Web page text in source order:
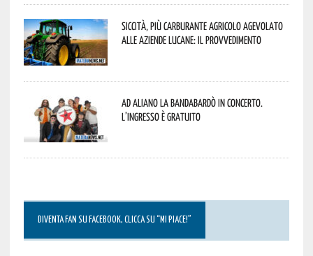
Siccità, più carburante agricolo agevolato
alle aziende lucane: il provvedimento
Ad Aliano la Bandabardò in concerto.
L’ingresso è gratuito
DIVENTA FAN SU FACEBOOK, CLICCA SU “MI PIACE!”